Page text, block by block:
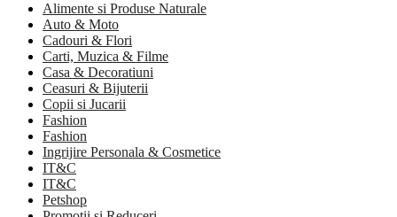
Alimente si Produse Naturale
Auto & Moto
Cadouri & Flori
Carti, Muzica & Filme
Casa & Decoratiuni
Ceasuri & Bijuterii
Copii si Jucarii
Fashion
Fashion
Ingrijire Personala & Cosmetice
IT&C
IT&C
Petshop